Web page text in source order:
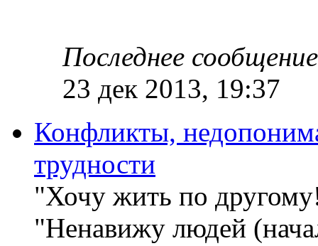
Последнее сообщение
23 дек 2013, 19:37
Конфликты,
трудности
"Хочу жить по
"Ненавижу людей